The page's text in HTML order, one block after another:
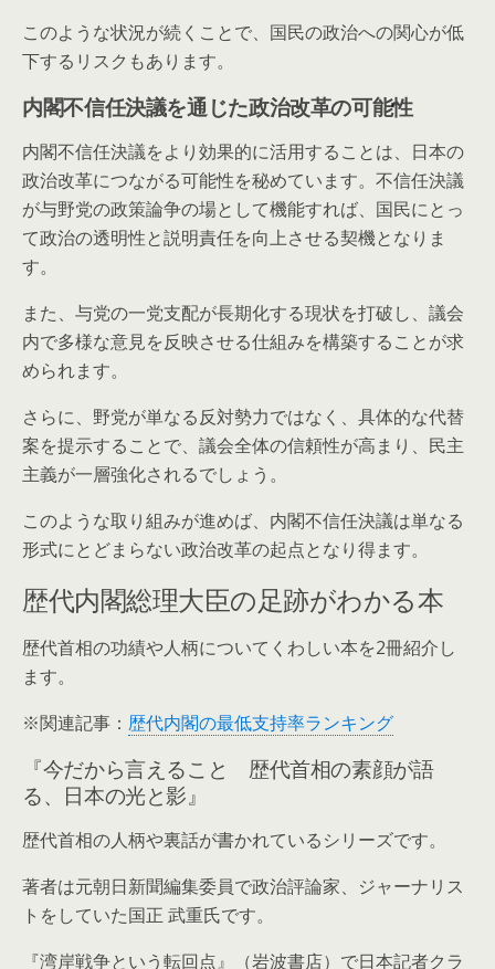
このような状況が続くことで、国民の政治への関心が低
下するリスクもあります。
内閣不信任決議を通じた政治改革の可能性
内閣不信任決議をより効果的に活用することは、日本の
政治改革につながる可能性を秘めています。不信任決議
が与野党の政策論争の場として機能すれば、国民にとっ
て政治の透明性と説明責任を向上させる契機となりま
す。
また、与党の一党支配が長期化する現状を打破し、議会
内で多様な意見を反映させる仕組みを構築することが求
められます。
さらに、野党が単なる反対勢力ではなく、具体的な代替
案を提示することで、議会全体の信頼性が高まり、民主
主義が一層強化されるでしょう。
このような取り組みが進めば、内閣不信任決議は単なる
形式にとどまらない政治改革の起点となり得ます。
歴代内閣総理大臣の足跡がわかる本
歴代首相の功績や人柄についてくわしい本を2冊紹介し
ます。
※関連記事： 歴代内閣の最低支持率ランキング
『今だから言えること 歴代首相の素顔が語
る、日本の光と影』
歴代首相の人柄や裏話が書かれているシリーズです。
著者は元朝日新聞編集委員で政治評論家、ジャーナリス
トをしていた国正 武重氏です。
『湾岸戦争という転回点』（岩波書店）で日本記者クラ